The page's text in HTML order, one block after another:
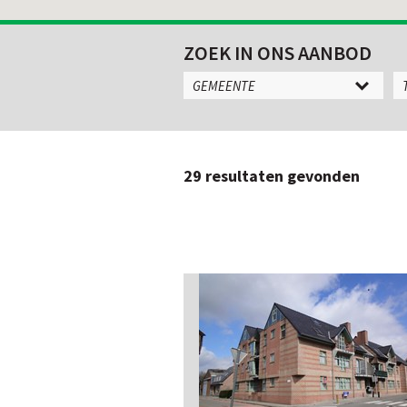
ZOEK IN ONS AANBOD
GEMEENTE
29 resultaten gevonden